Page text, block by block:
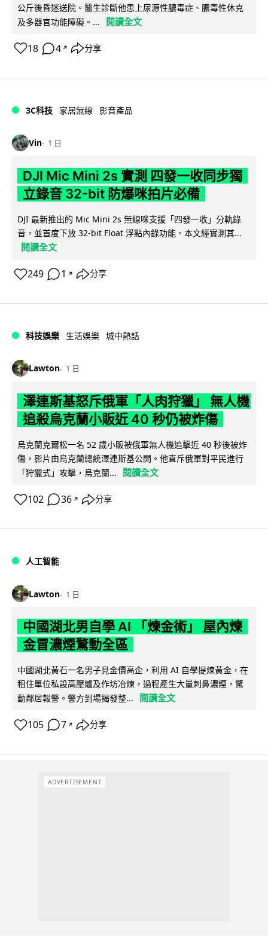
公斤後昏迷送院。醫生診斷他患上尿源性膿毒症、膿毒性休克
及多器官功能障礙。...
閱讀全文
18 4 ↗ 分享
3C科技 家居無線 影音產品
Vin 1 日
DJI Mic Mini 2s 實測 四發一收同步獨
立錄音 32-bit 防爆咪拍片必備
DJI 最新推出的 Mic Mini 2s 無線咪支援「四發一收」分軌錄
音，並首度下放 32-bit Float 浮點內錄功能。本文經實測其...
閱讀全文
249 1 ↗ 分享
科技娛樂 生活娛樂 城中熱話
Lawton 1 日
澤連斯基怒斥俄軍「人肉狩獵」 無人機
追殺烏克蘭小販近 40 秒仍被炸傷
烏克蘭克爾松一名 52 歲小販被俄軍無人機追擊近 40 秒後被炸
傷，影片由烏克蘭總統澤連斯基公開。他直斥俄軍對平民進行
「狩獵式」攻擊，烏克蘭...
閱讀全文
102 36 ↗ 分享
人工智能
Lawton 1 日
中國湖北男自學 AI 「煉金術」 屋內煉
金冒濃煙驚動全區
中國湖北黃石一名男子見金價高企，利用 AI 自學提煉黃金，在
租住單位私設高壓爐及作坊冶煉，過程產生大量刺鼻濃煙，驚
動鄰居報警。警方到場揭發整...
閱讀全文
105 7 ↗ 分享
ADVERTISEMENT